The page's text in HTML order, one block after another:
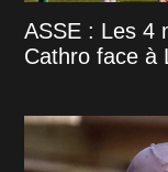
ASSE : Les 4
Cathro face à